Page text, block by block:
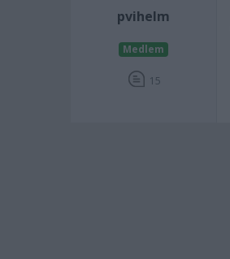
pvihelm
Medlem
15